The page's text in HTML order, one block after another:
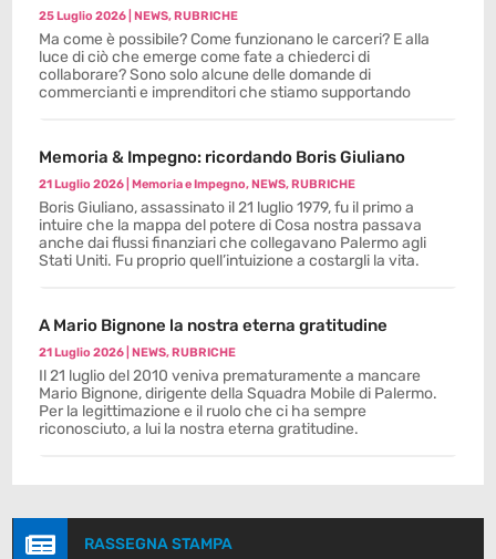
25 Luglio 2026 |NEWS,RUBRICHE
Ma come è possibile? Come funzionano le carceri? E alla
luce di ciò che emerge come fate a chiederci di
collaborare? Sono solo alcune delle domande di
commercianti e imprenditori che stiamo supportando
Memoria & Impegno: ricordando Boris Giuliano
21 Luglio 2026 |Memoria e Impegno,NEWS,RUBRICHE
Boris Giuliano, assassinato il 21 luglio 1979, fu il primo a
intuire che la mappa del potere di Cosa nostra passava
anche dai flussi finanziari che collegavano Palermo agli
Stati Uniti. Fu proprio quell’intuizione a costargli la vita.
A Mario Bignone la nostra eterna gratitudine
21 Luglio 2026 |NEWS,RUBRICHE
Il 21 luglio del 2010 veniva prematuramente a mancare
Mario Bignone, dirigente della Squadra Mobile di Palermo.
Per la legittimazione e il ruolo che ci ha sempre
riconosciuto, a lui la nostra eterna gratitudine.
 RASSEGNA STAMPA